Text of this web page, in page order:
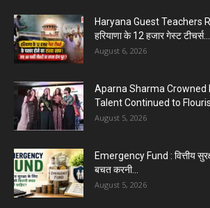
Haryana Guest Teachers
हरियाणा के 12 हजार गेस्ट टीचर्स...
August 6, 2026
Aparna Sharma Crowned
Talent Continued to
August 5, 2026
Emergency Fund : वित्तीय
बचत करनी...
August 5, 2026